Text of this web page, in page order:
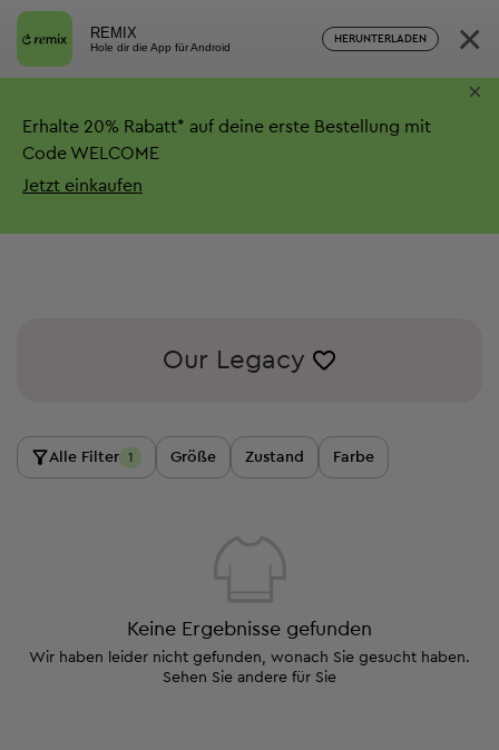
REMIX
Hole dir die App für Android
HERUNTERLADEN ×
Erhalte 20% Rabatt* auf deine erste Bestellung mit
Code WELCOME
Jetzt einkaufen
×
Our Legacy
Alle Filter 1 Größe Zustand Farbe
Keine Ergebnisse gefunden
Wir haben leider nicht gefunden, wonach Sie gesucht haben.
Sehen Sie andere für Sie